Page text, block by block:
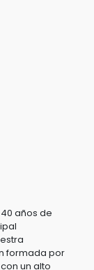
años de
formada por
un alto